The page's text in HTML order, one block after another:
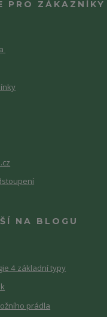
PRO ZÁKAZNÍKY
NA BLOGU
4 základní typy
prádla